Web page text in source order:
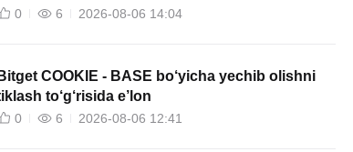
0 6 2026-08-06 14:04
Bitget COOKIE - BASE bo‘yicha yechib olishni
to‘g‘risida e’lon
0 6 2026-08-06 12:41